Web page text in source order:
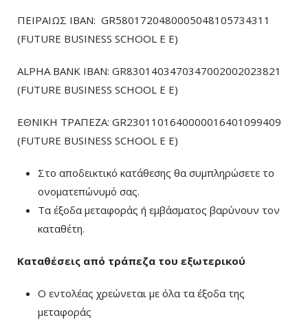
ΠΕΙΡΑΙΩΣ ΙΒΑΝ: GR5801720480005048105734311
(FUTURE BUSINESS SCHOOL E E)
ALPHA BANK IBAN: GR8301403470347002002023821
(FUTURE BUSINESS SCHOOL E E)
ΕΘΝΙΚΗ ΤΡΑΠΕΖΑ: GR2301101640000016401099409
(FUTURE BUSINESS SCHOOL E E)
Στο αποδεικτικό κατάθεσης θα συμπληρώσετε το
ονοματεπώνυμό σας.
Τα έξοδα μεταφοράς ή εμβάσματος βαρύνουν τον
καταθέτη.
Καταθέσεις από τράπεζα του εξωτερικού
Ο εντολέας χρεώνεται με όλα τα έξοδα της
μεταφοράς